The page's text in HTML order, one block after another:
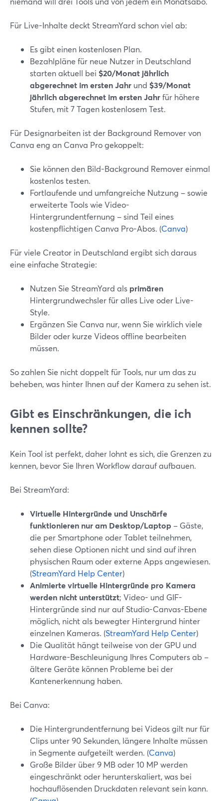
Für Live-Inhalte deckt StreamYard schon viel ab:
Es gibt einen kostenlosen Plan.
Bezahlpläne für neue Nutzer in Deutschland
starten aktuell bei $20/Monat jährlich
abgerechnet im ersten Jahr und $39/Monat
jährlich abgerechnet im ersten Jahrfür höhere
Stufen, mit 7 Tagen kostenlosem Test.
Für Designarbeiten ist der Background Remover von
Canva eng an Canva Pro gekoppelt:
Sie können den Bild-Background Remover einmal
kostenlos testen.
Fortlaufende und umfangreiche Nutzung – sowie
erweiterte Tools wie Video-
Hintergrundentfernung – sind Teil eines
kostenpflichtigen Canva Pro-Abos. (Canva)
Für viele Creator in Deutschland ergibt sich daraus
eine einfache Strategie:
Nutzen Sie StreamYard als primären
Hintergrundwechsler für alles Live oder Live-
Style.
Ergänzen Sie Canva nur, wenn Sie wirklich viele
Bilder oder kurze Videos offline bearbeiten
müssen.
So zahlen Sie nicht doppelt für Tools, nur um das zu
beheben, was hinter Ihnen auf der Kamera zu sehen ist.
Gibt es Einschränkungen, die ich
kennen sollte?
Kein Tool ist perfekt, daher lohnt es sich, die Grenzen zu
kennen, bevor Sie Ihren Workflow darauf aufbauen.
Bei StreamYard:
Virtuelle Hintergründe und Unschärfe
funktionieren nur am Desktop/Laptop – Gäste,
die per Smartphone oder Tablet teilnehmen,
sehen diese Optionen nicht und sind auf ihren
physischen Raum oder externe Apps angewiesen.
(StreamYard Help Center)
Animierte virtuelle Hintergründe pro Kamera
werden nicht unterstützt; Video- und GIF-
Hintergründe sind nur auf Studio-Canvas-Ebene
möglich, nicht als bewegter Hintergrund hinter
einzelnen Kameras. (StreamYard Help Center)
Die Qualität hängt teilweise von der GPU und
Hardware-Beschleunigung Ihres Computers ab –
ältere Geräte können Probleme bei der
Kantenerkennung haben.
Bei Canva:
Die Hintergrundentfernung bei Videos gilt nur für
Clips unter 90 Sekunden, längere Inhalte müssen
in Segmente aufgeteilt werden. (Canva)
Große Bilder über 9 MB oder 10 MP werden
eingeschränkt oder herunterskaliert, was bei
hochauflösenden Druckdaten relevant sein kann.